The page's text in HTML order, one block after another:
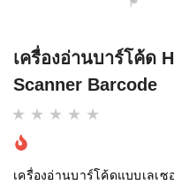
เครื่องอ่านบาร์โค้ด
Scanner Barcode
เครื่องอ่านบาร์โค้ดแบบเลเ